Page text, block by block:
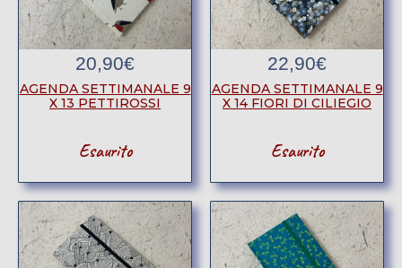
20,90€
AGENDA SETTIMANALE 9
X 13 PETTIROSSI
Esaurito
22,90€
AGENDA SETTIMANALE 9
X 14 FIORI DI CILIEGIO
Esaurito